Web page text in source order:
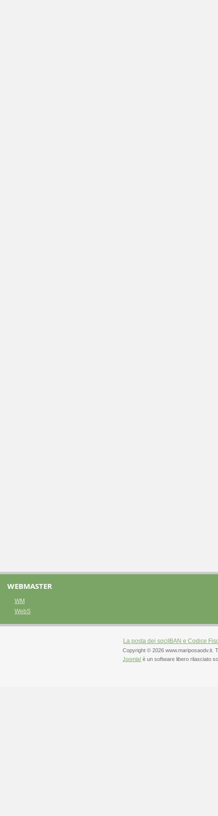
WEBMASTER
WM
WebS
La posta dei soci IBAN e Codice
Copyright © 2026 www.mariposaodv.it.
Joomla! è un software libero rilasciato